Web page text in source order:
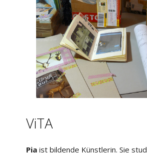
ViTA
Pia ist bildende Künstlerin. Sie